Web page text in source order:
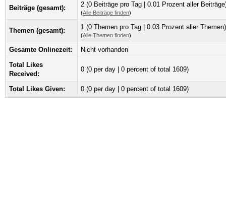
Beiträge (gesamt): 2 (0 Beiträge pro Tag | 0.01 Prozent aller
(Alle Beiträge finden)
Themen (gesamt): 1 (0 Themen pro Tag | 0.03 Prozent aller Themen)
(Alle Themen finden)
Gesamte Onlinezeit:
Nicht vorhanden
Total Likes
Received:
0 (0 per day | 0 percent of total 1609)
Total Likes Given: 0 (0 per day | 0 percent of total 1609)